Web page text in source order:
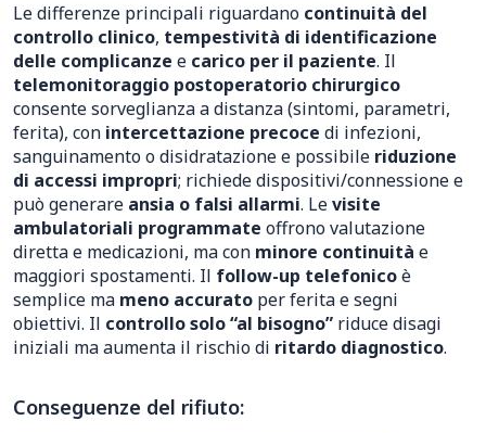
Le differenze principali riguardano continuità del
controllo clinico, tempestività di identificazione
delle complicanze e carico per il paziente. Il
telemonitoraggio postoperatorio chirurgico
consente sorveglianza a distanza (sintomi, parametri,
ferita), con intercettazione precoce di infezioni,
sanguinamento o disidratazione e possibile riduzione
di accessi impropri; richiede dispositivi/connessione e
può generare ansia o falsi allarmi. Levisite
ambulatoriali programmate offrono valutazione
diretta e medicazioni, ma con minore continuità e
maggiori spostamenti. Il follow-up telefonicoè
semplice ma meno accurato per ferita e segni
obiettivi. Il controllo solo “al bisogno” riduce disagi
iniziali ma aumenta il rischio di ritardo diagnostico.
Conseguenze del rifiuto: